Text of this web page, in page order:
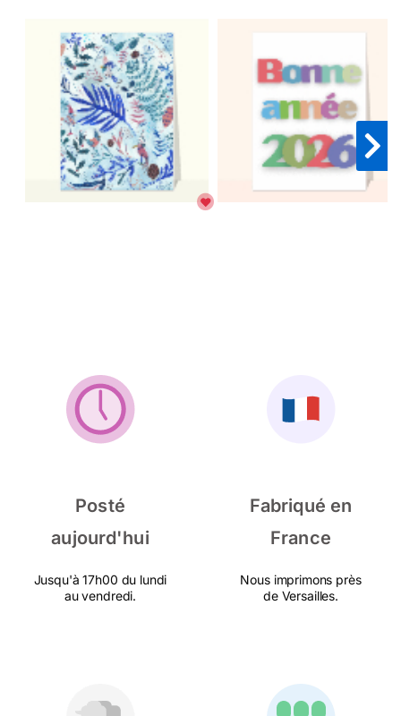
Posté
aujourd'hui
Jusqu'à 17h00 du lundi
au vendredi.
Fabriqué en
France
Nous imprimons près
de Versailles.